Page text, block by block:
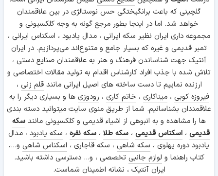
گلچینی که باعث برانگیختگی حس نوستالژی در بین علاقمندان
خواهد شد. اما در اینجا بطور مرجع گونه به وجه کلکسیونی و
مجموعه داری ایران نظیر سکه ایرانی ، مدال یادبود ، اسکناس ایرانی ،
تمبر قدیمی و غیره که بسیار جامع و متنوع‌اند می‌پردازیم. در ایران
آنتیک جهت شناساندن فرهنگ و هنر به علاقمندان صنایع دستی ،
تلاش شده با جذب افراد کارشناس اقدام به تولید مقالات اختصاصی و
ارزنده نماییم تا دست ساخته های اصیل ایرانی مانندقلم زنی ،
فیروزه کوبی ،میناکاری ، خاتم کاری ، رودوزی ها و بسیاری دیگر را به
علاقمندان بشناسانیم. شما از طریق منوی سایت میتوانید دسته بندی
ها را مشاهده و به انبوهی از اشیاء قدیمی و کلکسیونی مانند سکه
قدیمی ، اسکناس قدیمی ، سکه طلا ، سکه نقره ، سکه یادبود ، مدال
یادبود دوره پهلوی ، سکه شاهی ، سکه قاجاری ، اسکناس شاهی و...،
کتاب راهنما و لوازم جانبی تخصصی ، و... دسترسی داشته باشید.
ایران آنتیک ، نشانه اطمینان شماست.